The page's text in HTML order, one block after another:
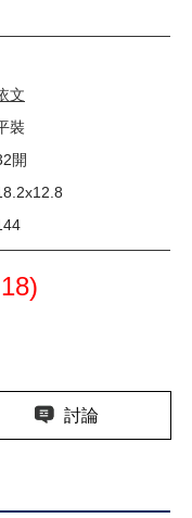
文
裝
開
討論